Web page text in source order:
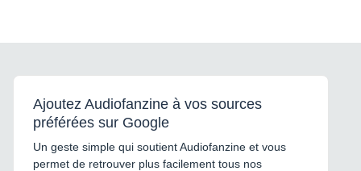
Ajoutez Audiofanzine à vos sources
préférées sur Google
Un geste simple qui soutient Audiofanzine et vous
permet de retrouver plus facilement tous nos